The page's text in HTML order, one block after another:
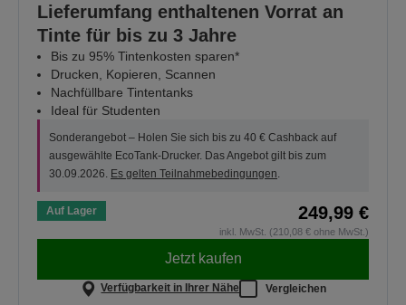
Lieferumfang enthaltenen Vorrat an
Tinte für bis zu 3 Jahre
Bis zu 95% Tintenkosten sparen*
Drucken, Kopieren, Scannen
Nachfüllbare Tintentanks
Ideal für Studenten
Sonderangebot – Holen Sie sich bis zu 40 € Cashback auf
ausgewählte EcoTank-Drucker. Das Angebot gilt bis zum
30.09.2026. Es gelten Teilnahmebedingungen
Auf Lager 249,99 €
inkl. MwSt. (210,08 € ohne MwSt.)
Jetzt kaufen
Verfügbarkeit in Ihrer Nähe Vergleichen